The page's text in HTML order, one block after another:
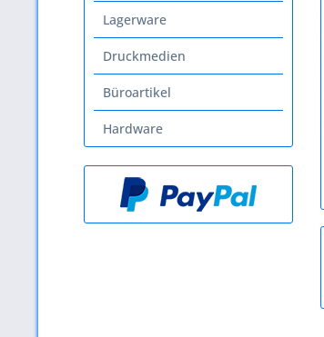
Lagerware
Druckmedien
Büroartikel
Hardware